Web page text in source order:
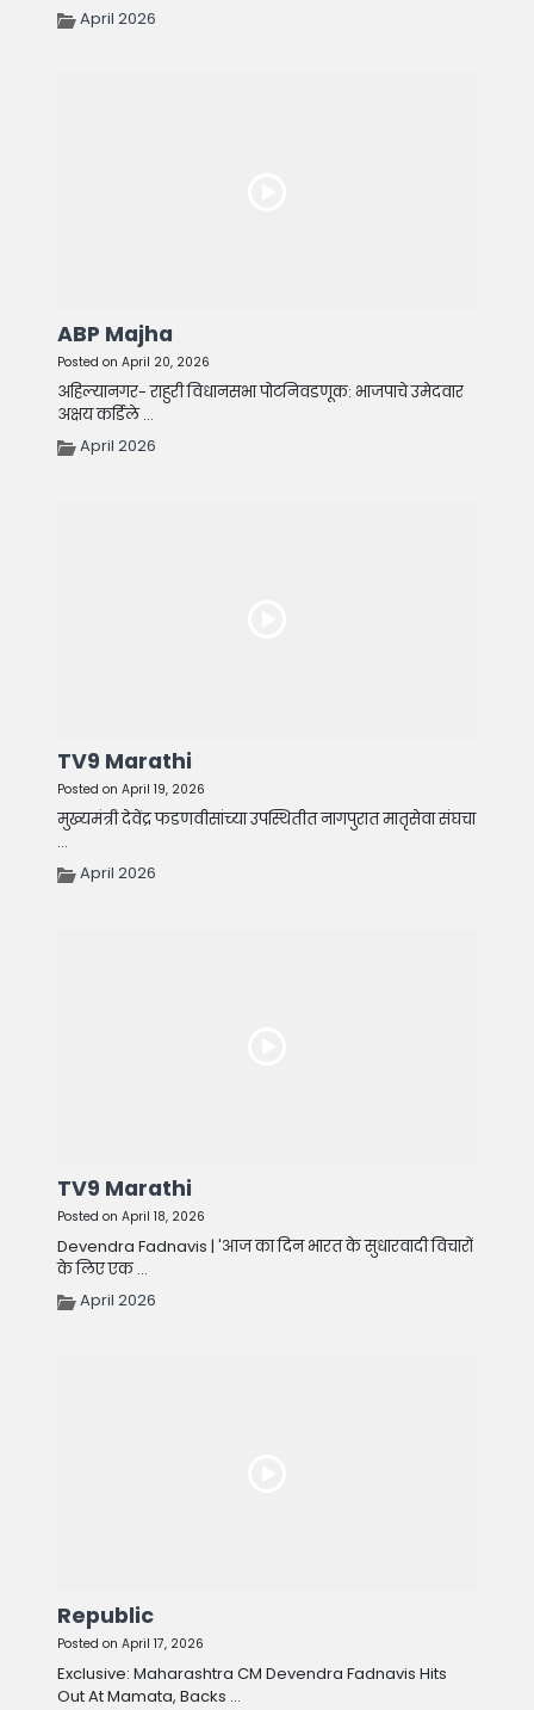
April 2026
ABP Majha
Posted on April 20, 2026
अहिल्यानगर- राहुरी विधानसभा पोटनिवडणूक: भाजपाचे उमेदवार
अक्षय कर्डिले ...
April 2026
TV9 Marathi
Posted on April 19, 2026
मुख्यमंत्री देवेंद्र फडणवीसांच्या उपस्थितीत नागपुरात मातृसेवा संघचा
...
April 2026
TV9 Marathi
Posted on April 18, 2026
Devendra Fadnavis | 'आज का दिन भारत के सुधारवादी विचारों
के लिए एक ...
April 2026
Republic
Posted on April 17, 2026
Exclusive: Maharashtra CM Devendra Fadnavis Hits
Out At Mamata, Backs ...